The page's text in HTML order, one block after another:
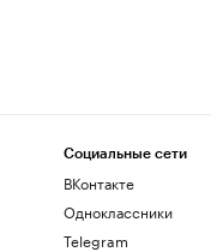
Социальные сети
ВКонтакте
Одноклассники
Telegram